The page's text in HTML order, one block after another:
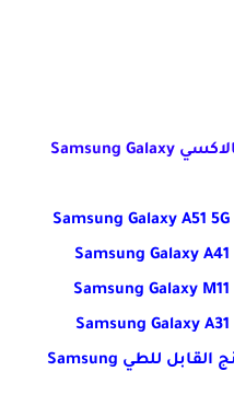
مواصفات و سعر سامسونج جالاكسي Samsung Galaxy
مراجعة شاملة لهاتف سامسونج القابل للطي Samsung